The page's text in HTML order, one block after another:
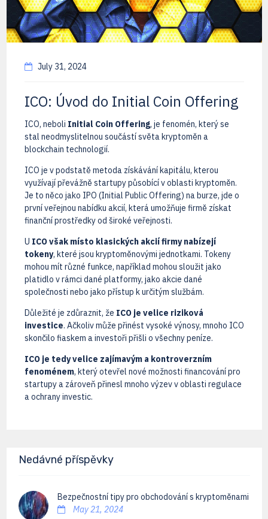
July 31, 2024
ICO: Úvod do Initial Coin Offering
ICO, neboli Initial Coin Offering, je fenomén, který se
stal neodmyslitelnou součástí světa kryptoměn a
blockchain technologií.
ICO je v podstatě metoda získávání kapitálu, kterou
využívají převážně startupy působící v oblasti kryptoměn.
Je to něco jako IPO (Initial Public Offering) na burze, jde o
první veřejnou nabídku akcií, která umožňuje firmě získat
finanční prostředky od široké veřejnosti.
U ICO však místo klasických akcií firmy nabízejí
tokeny, které jsou kryptoměnovými jednotkami. Tokeny
mohou mít různé funkce, například mohou sloužit jako
platidlo v rámci dané platformy, jako akcie dané
společnosti nebo jako přístup k určitým službám.
Důležité je zdůraznit, že ICO je velice riziková
investice. Ačkoliv může přinést vysoké výnosy, mnoho ICO
skončilo fiaskem a investoři přišli o všechny peníze.
ICO je tedy velice zajímavým a kontroverzním
fenoménem, který otevřel nové možnosti financování pro
startupy a zároveň přinesl mnoho výzev v oblasti regulace
a ochrany investic.
Nedávné příspěvky
Bezpečnostní tipy pro obchodování s kryptoměnami
May 21, 2024